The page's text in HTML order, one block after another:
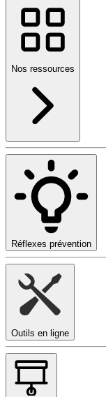
Nos ressources
Réflexes prévention
Outils en ligne